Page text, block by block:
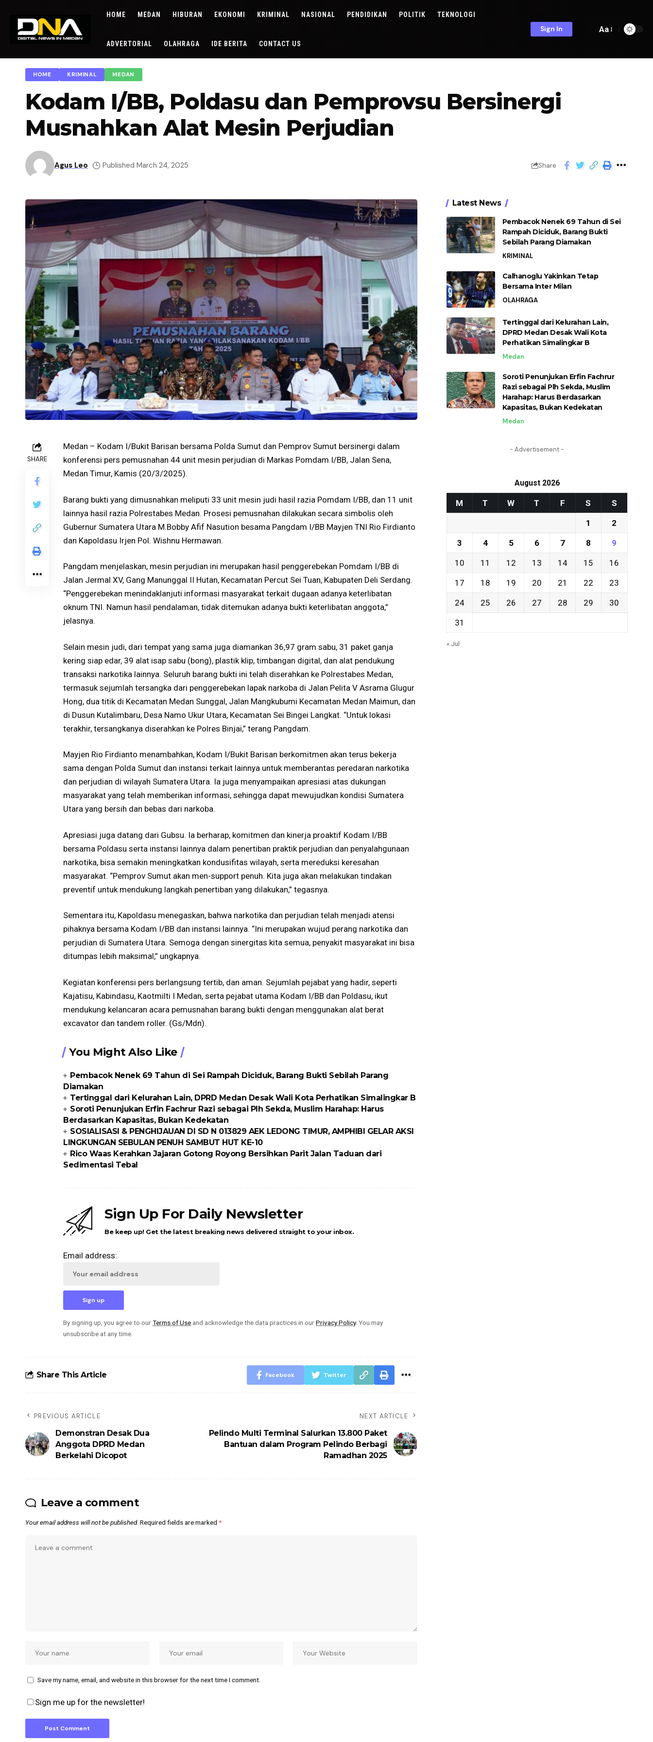
HOME MEDAN HIBURAN EKONOMI KRIMINAL NASIONAL PENDIDIKAN POLITIK TEKNOLOGI
ADVERTORIAL OLAHRAGA IDE BERITA CONTACT US
Sign In Aa
HOME KRIMINAL MEDAN
Kodam I/BB, Poldasu dan Pemprovsu Bersinergi
Musnahkan Alat Mesin Perjudian
Agus Leo Published March 24, 2025 Share
SHARE
Medan – Kodam I/Bukit Barisan bersama Polda Sumut dan Pemprov Sumut bersinergi dalam
konferensi pers pemusnahan 44 unit mesin perjudian di Markas Pomdam I/BB, Jalan Sena,
Medan Timur, Kamis (20/3/2025).
Barang bukti yang dimusnahkan meliputi 33 unit mesin judi hasil razia Pomdam I/BB, dan 11 unit
lainnya hasil razia Polrestabes Medan. Prosesi pemusnahan dilakukan secara simbolis oleh
Gubernur Sumatera Utara M.Bobby Afif Nasution besama Pangdam I/BB Mayjen TNI Rio Firdianto
dan Kapoldasu Irjen Pol. Wishnu Hermawan.
Pangdam menjelaskan, mesin perjudian ini merupakan hasil penggerebekan Pomdam I/BB di
Jalan Jermal XV, Gang Manunggal II Hutan, Kecamatan Percut Sei Tuan, Kabupaten Deli Serdang.
“Penggerebekan menindaklanjuti informasi masyarakat terkait dugaan adanya keterlibatan
oknum TNI. Namun hasil pendalaman, tidak ditemukan adanya bukti keterlibatan anggota,”
jelasnya.
Selain mesin judi, dari tempat yang sama juga diamankan 36,97 gram sabu, 31 paket ganja
kering siap edar, 39 alat isap sabu (bong), plastik klip, timbangan digital, dan alat pendukung
transaksi narkotika lainnya. Seluruh barang bukti ini telah diserahkan ke Polrestabes Medan,
termasuk sejumlah tersangka dari penggerebekan lapak narkoba di Jalan Pelita V Asrama Glugur
Hong, dua titik di Kecamatan Medan Sunggal, Jalan Mangkubumi Kecamatan Medan Maimun, dan
di Dusun Kutalimbaru, Desa Namo Ukur Utara, Kecamatan Sei Bingei Langkat. “Untuk lokasi
terakhir, tersangkanya diserahkan ke Polres Binjai,” terang Pangdam.
Mayjen Rio Firdianto menambahkan, Kodam I/Bukit Barisan berkomitmen akan terus bekerja
sama dengan Polda Sumut dan instansi terkait lainnya untuk memberantas peredaran narkotika
dan perjudian di wilayah Sumatera Utara. Ia juga menyampaikan apresiasi atas dukungan
masyarakat yang telah memberikan informasi, sehingga dapat mewujudkan kondisi Sumatera
Utara yang bersih dan bebas dari narkoba.
Apresiasi juga datang dari Gubsu. Ia berharap, komitmen dan kinerja proaktif Kodam I/BB
bersama Poldasu serta instansi lainnya dalam penertiban praktik perjudian dan penyalahgunaan
narkotika, bisa semakin meningkatkan kondusifitas wilayah, serta mereduksi keresahan
masyarakat. “Pemprov Sumut akan men-support penuh. Kita juga akan melakukan tindakan
preventif untuk mendukung langkah penertiban yang dilakukan,” tegasnya.
Sementara itu, Kapoldasu menegaskan, bahwa narkotika dan perjudian telah menjadi atensi
pihaknya bersama Kodam I/BB dan instansi lainnya. “Ini merupakan wujud perang narkotika dan
perjudian di Sumatera Utara. Semoga dengan sinergitas kita semua, penyakit masyarakat ini bisa
ditumpas lebih maksimal,” ungkapnya.
Kegiatan konferensi pers berlangsung tertib, dan aman. Sejumlah pejabat yang hadir, seperti
Kajatisu, Kabindasu, Kaotmilti I Medan, serta pejabat utama Kodam I/BB dan Poldasu, ikut
mendukung kelancaran acara pemusnahan barang bukti dengan menggunakan alat berat
excavator dan tandem roller. (Gs/Mdn).
You Might Also Like
Pembacok Nenek 69 Tahun di Sei Rampah Diciduk, Barang Bukti Sebilah Parang
Diamakan
Tertinggal dari Kelurahan Lain, DPRD Medan Desak Wali Kota Perhatikan Simalingkar B
Soroti Penunjukan Erfin Fachrur Razi sebagai Plh Sekda, Muslim Harahap: Harus
Berdasarkan Kapasitas, Bukan Kedekatan
SOSIALISASI & PENGHIJAUAN DI SD N 013829 AEK LEDONG TIMUR, AMPHIBI GELAR AKSI
LINGKUNGAN SEBULAN PENUH SAMBUT HUT KE-10
Rico Waas Kerahkan Jajaran Gotong Royong Bersihkan Parit Jalan Taduan dari
Sedimentasi Tebal
Sign Up For Daily Newsletter
Be keep up! Get the latest breaking news delivered straight to your inbox.
Email address:
By signing up, you agree to ourTerms of Use and acknowledge the data practices in ourPrivacy Policy. You may
unsubscribe at any time.
Share This Article Facebook Twitter
PREVIOUS ARTICLE
Demonstran Desak Dua
Anggota DPRD Medan
Berkelahi Dicopot
NEXT ARTICLE
Pelindo Multi Terminal Salurkan 13.800 Paket
Bantuan dalam Program Pelindo Berbagi
Ramadhan 2025
Leave a comment
Your email address will not be published. Required fields are marked *
Save my name, email, and website in this browser for the next time I comment.
Sign me up for the newsletter!
Latest News
Pembacok Nenek 69 Tahun di Sei
Rampah Diciduk, Barang Bukti
Sebilah Parang Diamakan
KRIMINAL
Calhanoglu Yakinkan Tetap
Bersama Inter Milan
OLAHRAGA
Tertinggal dari Kelurahan Lain,
DPRD Medan Desak Wali Kota
Perhatikan Simalingkar B
Medan
Soroti Penunjukan Erfin Fachrur
Razi sebagai Plh Sekda, Muslim
Harahap: Harus Berdasarkan
Kapasitas, Bukan Kedekatan
Medan
- Advertisement -
August 2026
M T W T F S S
1 2
3 4 5 6 7 8 9
10 11 12 13 14 15 16
17 18 19 20 21 22 23
24 25 26 27 28 29 30
31
« Jul